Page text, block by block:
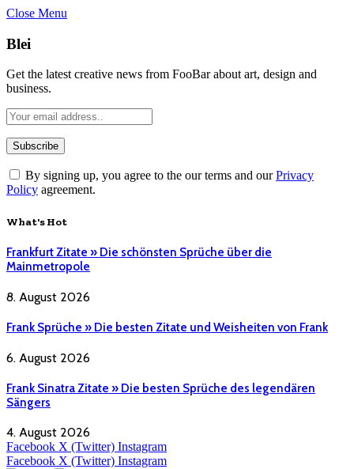
Close Menu
Blei
Get the latest creative news from FooBar about art, design and
business.
By signing up, you agree to the our terms and ourPrivacy
Policy agreement.
What's Hot
Frankfurt Zitate » Die schönsten Sprüche über die
Mainmetropole
8. August 2026
Frank Sprüche » Die besten Zitate und Weisheiten von Frank
6. August 2026
Frank Sinatra Zitate » Die besten Sprüche des legendären
Sängers
4. August 2026
Facebook X (Twitter) Instagram
Facebook X (Twitter) Instagram